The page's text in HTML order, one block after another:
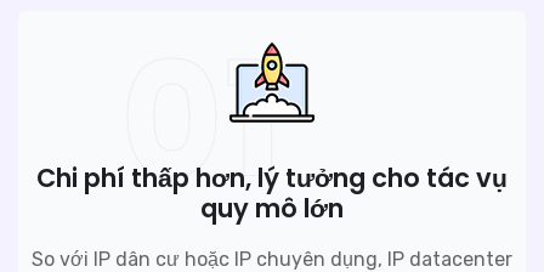
01
Chi phí thấp hơn, lý tưởng cho tác vụ
quy mô lớn
So với IP dân cư hoặc IP chuyên dụng, IP datacenter